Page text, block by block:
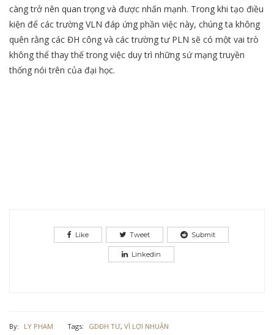
càng trở nên quan trọng và được nhấn mạnh. Trong khi tạo điều
kiện để các trường VLN đáp ứng phần việc này, chúng ta không
quên rằng các ĐH công và các trường tư PLN sẽ có một vai trò
không thể thay thế trong việc duy trì những sứ mạng truyền
thống nói trên của đại học.
Like Tweet Submit
Linkedin
By: LY PHAM Tags: GDĐH TƯ, VÌ LỢI NHUẬN